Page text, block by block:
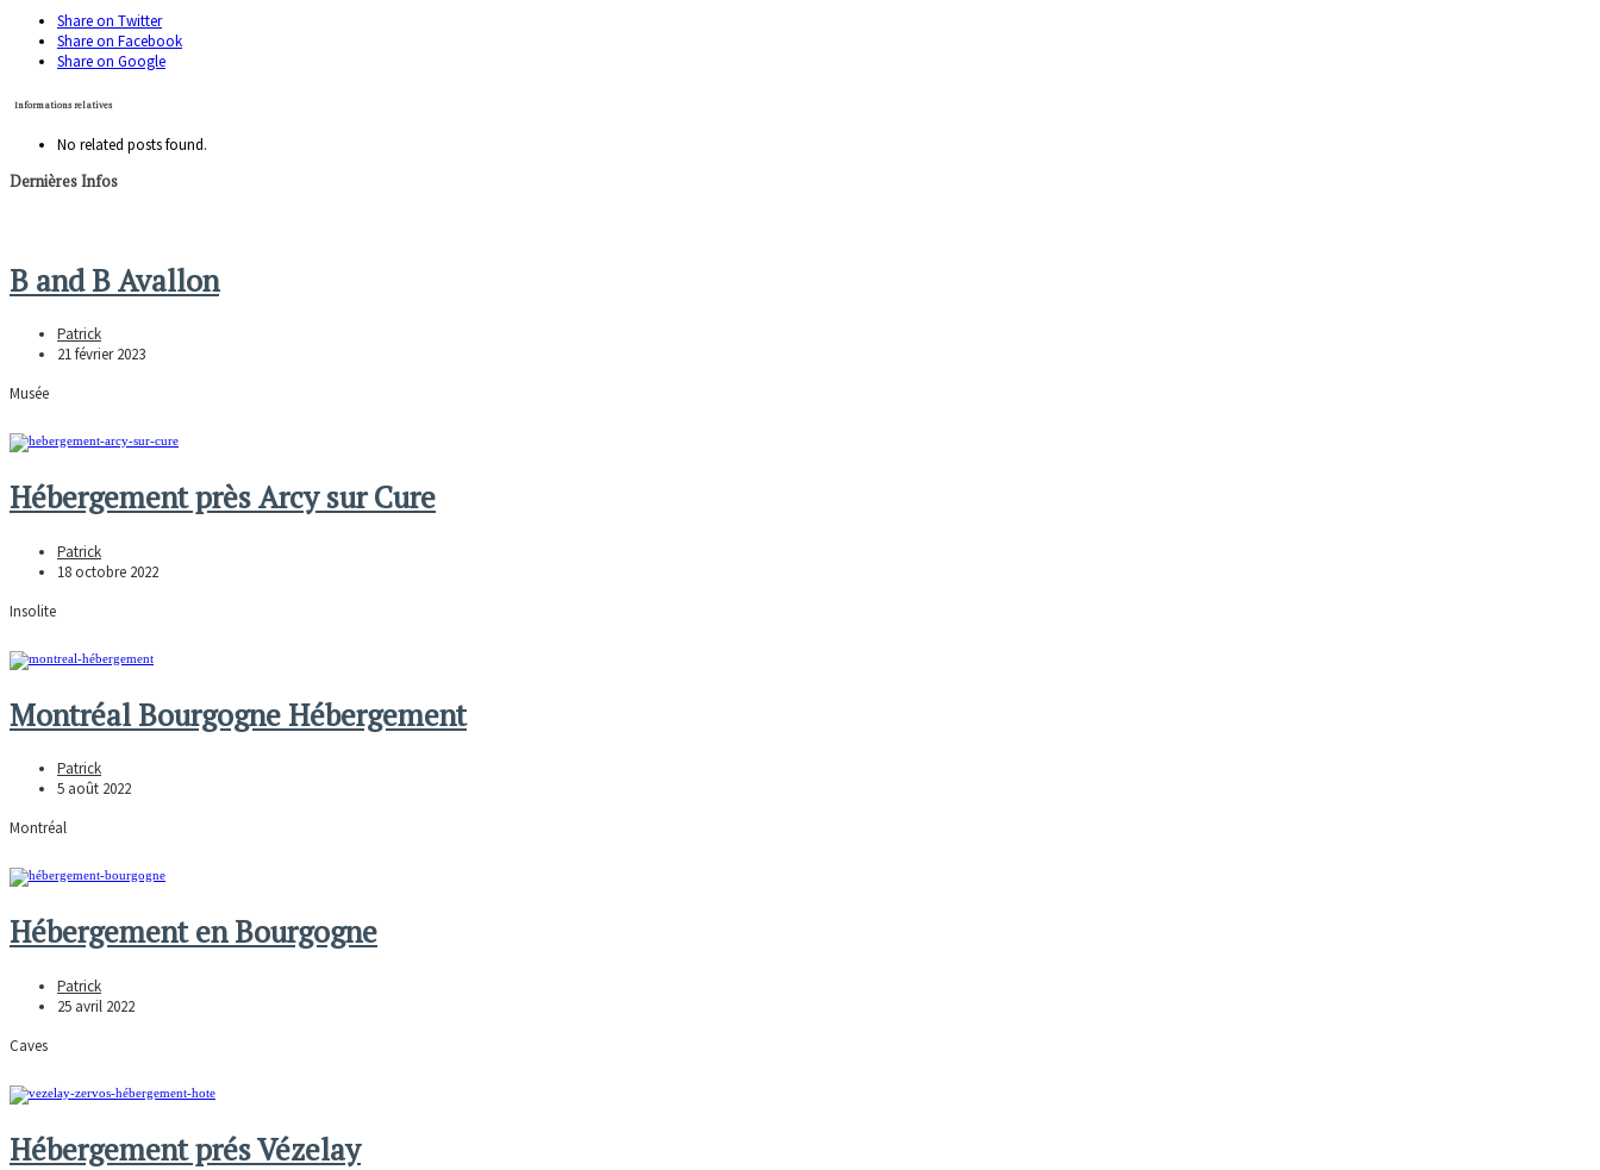
Share on Twitter
Share on Facebook
Share on Google
Informations relatives
No related posts found.
Dernières Infos
B and B Avallon
Patrick
21 février 2023
Musée
Hébergement près Arcy sur Cure
Patrick
18 octobre 2022
Insolite
Montréal Bourgogne Hébergement
Patrick
5 août 2022
Montréal
Hébergement en Bourgogne
Patrick
25 avril 2022
Caves
Hébergement prés Vézelay